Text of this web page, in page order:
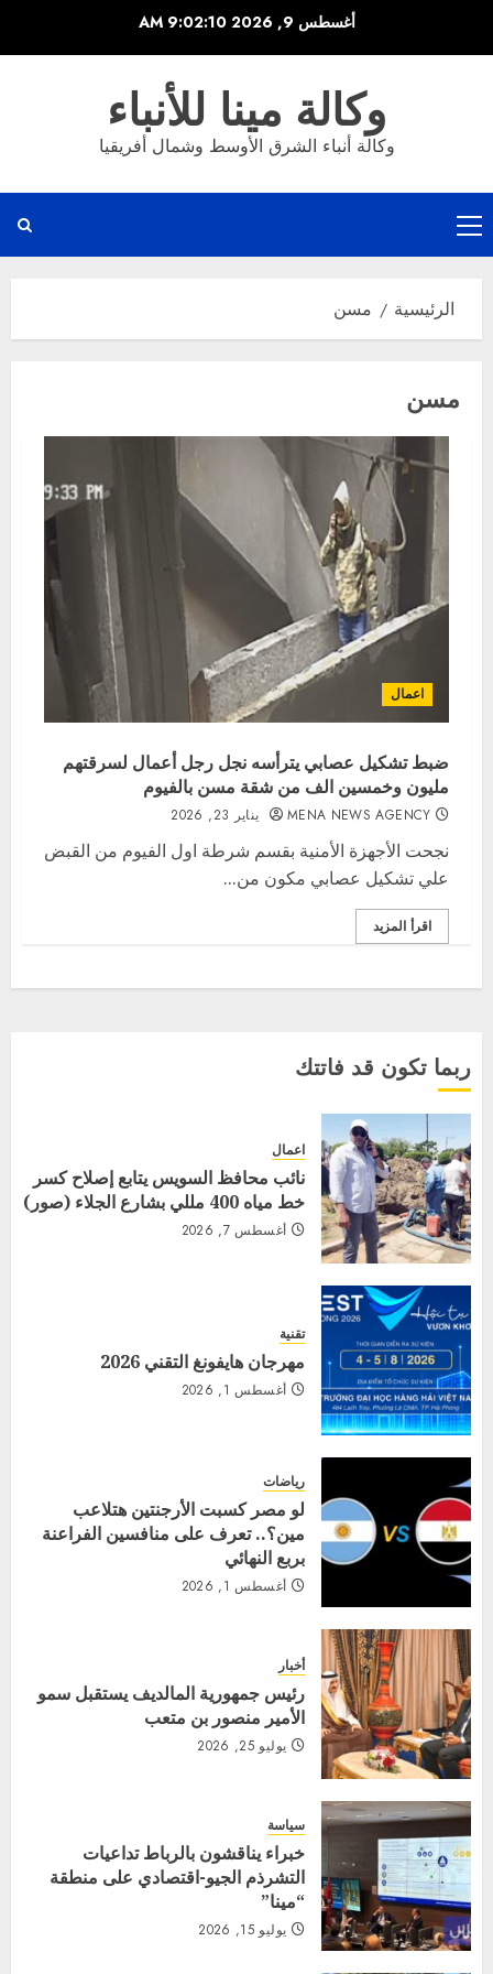
أغسطس 9, 2026 9:02:11 AM
وكالة مينا للأنباء
وكالة أنباء الشرق الأوسط وشمال أفريقيا
القائمة
الرئيسية
الرئيسية مسن
مسن
اعمال
ضبط تشكيل عصابي يترأسه نجل رجل أعمال لسرقتهم
مليون وخمسين الف من شقة مسن بالفيوم
MENA NEWS AGENCY يناير 23, 2026
نجحت الأجهزة الأمنية بقسم شرطة اول الفيوم من القبض
علي تشكيل عصابي مكون من...
اقرأ المزيد
ربما تكون قد فاتتك
اعمال
نائب محافظ السويس يتابع إصلاح كسر
خط مياه 400 مللي بشارع الجلاء (صور)
أغسطس 7, 2026
تقنية
مهرجان هايفونغ التقني 2026
أغسطس 1, 2026
رياضات
لو مصر كسبت الأرجنتين هتلاعب
مين؟.. تعرف على منافسين الفراعنة
بربع النهائي
أغسطس 1, 2026
أخبار
رئيس جمهورية المالديف يستقبل سمو
الأمير منصور بن متعب
يوليو 25, 2026
سياسة
خبراء يناقشون بالرباط تداعيات
التشرذم الجيو-اقتصادي على منطقة
“مينا”
يوليو 15, 2026